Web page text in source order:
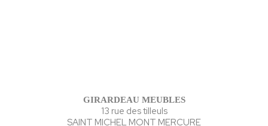
GIRARDEAU MEUBLES
13 rue des tilleuls
SAINT MICHEL MONT MERCURE